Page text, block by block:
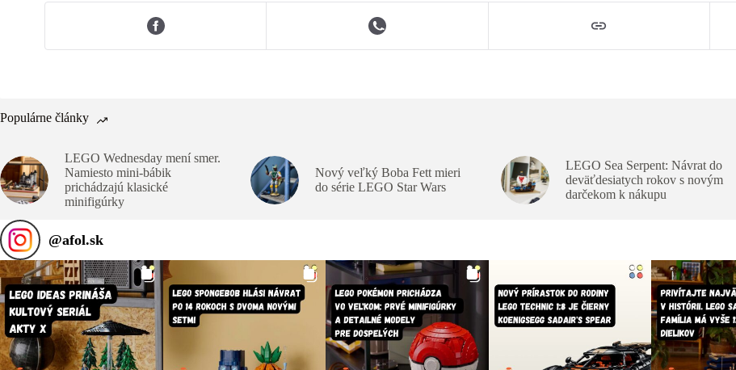
Populárne články
LEGO Wednesday mení smer.
Namiesto mini-bábik
prichádzajú klasické
minifigúrky
Nový veľký Boba Fett mieri
do série LEGO Star Wars
LEGO Sea Serpent: Návrat do
deväťdesiatych rokov s novým
darčekom k nákupu
@afol.sk